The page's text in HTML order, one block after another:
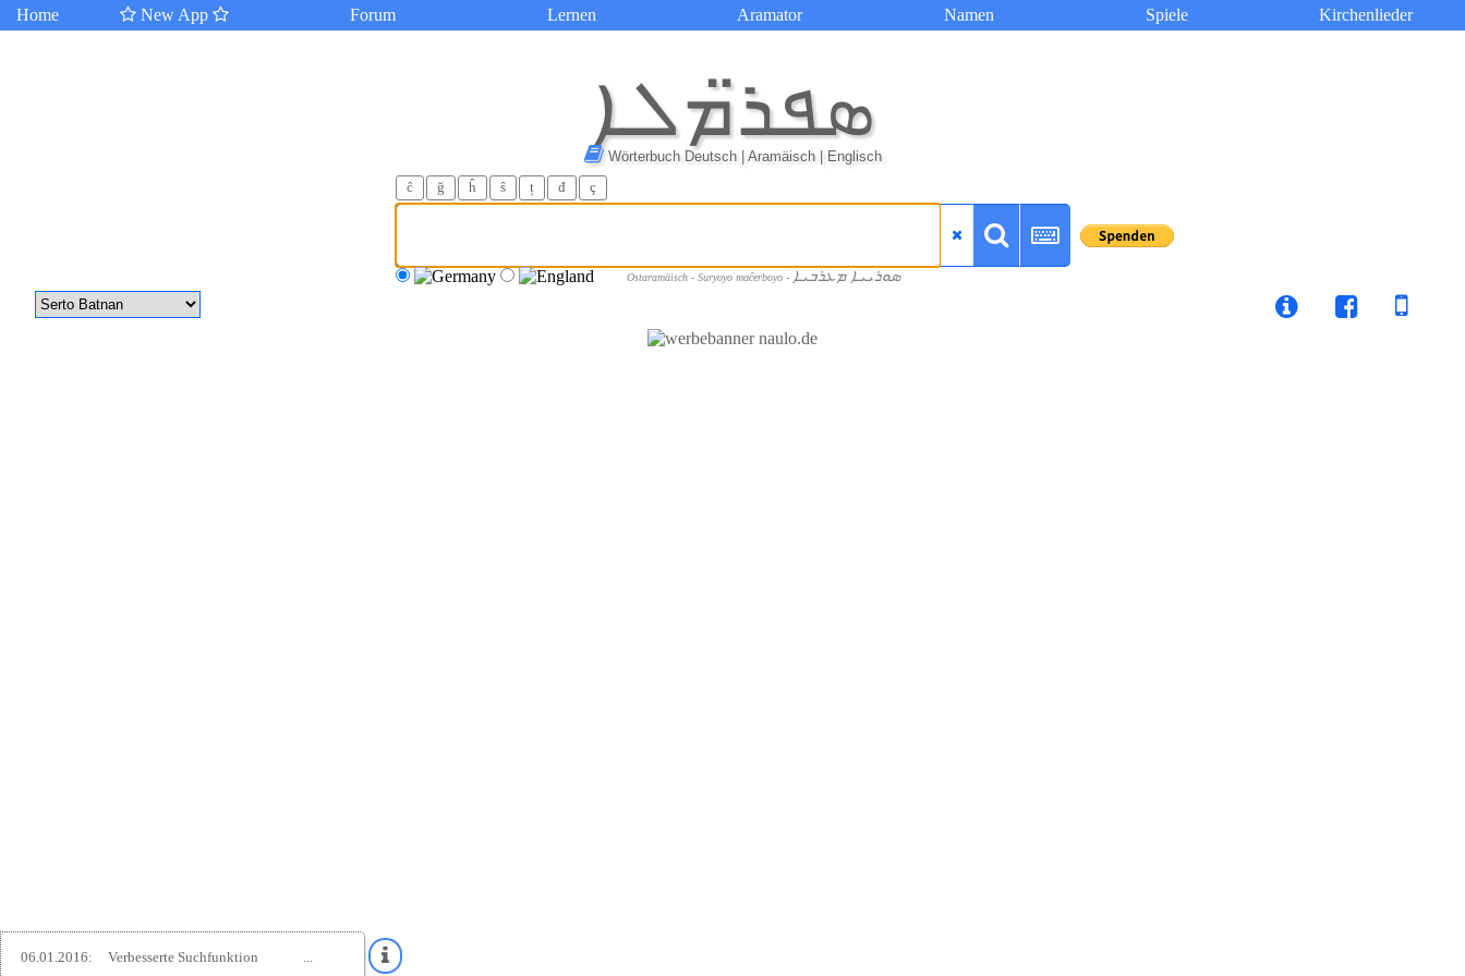
Home New App Forum Lernen Aramator Namen Spiele Kirchenlieder
ܣܦܪ̈ܡܠܐ
Wörterbuch Deutsch | Aramäisch | Englisch
ĉ ğ ĥ ŝ ț đ ç
Ostaramäisch - Suryoyo maĉerboyo - ܣܘܪܝܝܐ ܡܥܪܒܝܐ
06.01.2016: Verbesserte Suchfunktion ...